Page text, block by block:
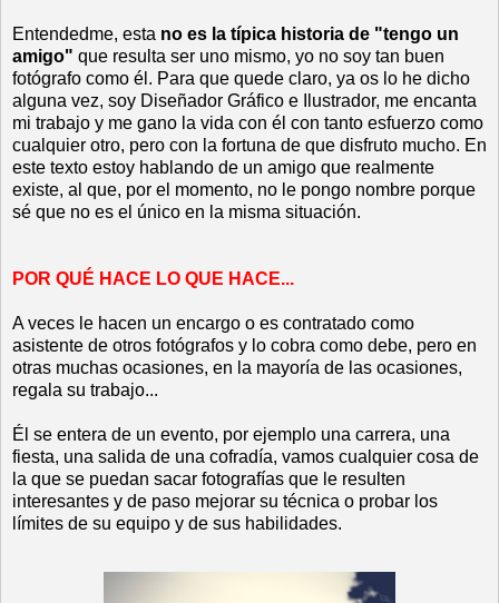
Entendedme, esta no es la típica historia de "tengo un
amigo" que resulta ser uno mismo, yo no soy tan buen
fotógrafo como él. Para que quede claro, ya os lo he dicho
alguna vez, soy Diseñador Gráfico e Ilustrador, me encanta
mi trabajo y me gano la vida con él con tanto esfuerzo como
cualquier otro, pero con la fortuna de que disfruto mucho. En
este texto estoy hablando de un amigo que realmente
existe, al que, por el momento, no le pongo nombre porque
sé que no es el único en la misma situación.
POR QUÉ HACE LO QUE HACE...
A veces le hacen un encargo o es contratado como
asistente de otros fotógrafos y lo cobra como debe, pero en
otras muchas ocasiones, en la mayoría de las ocasiones,
regala su trabajo...
Él se entera de un evento, por ejemplo una carrera, una
fiesta, una salida de una cofradía, vamos cualquier cosa de
la que se puedan sacar fotografías que le resulten
interesantes y de paso mejorar su técnica o probar los
límites de su equipo y de sus habilidades.